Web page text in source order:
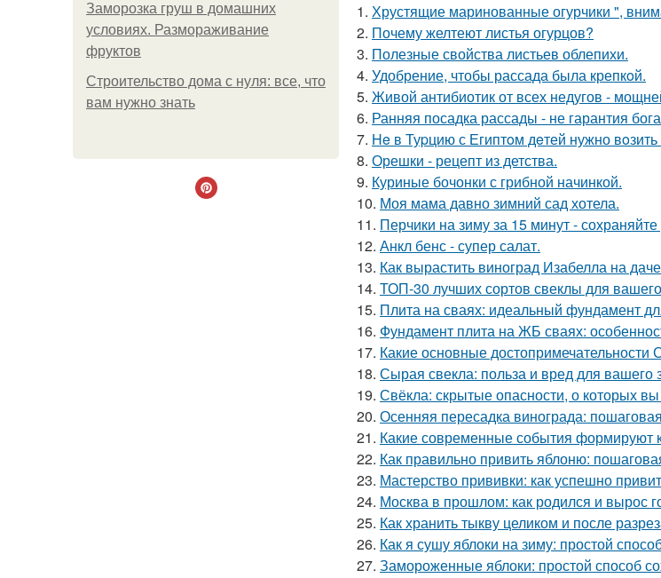
Заморозка груш в домашних
условиях. Размораживание
фруктов
Строительство дома с нуля: все, что
вам нужно знать
1. Хрустящие маринованные огурчики ",
2. Почему желтеют листья огурцов?
3. Полезные свойства листьев облепихи.
4. Удобрение, чтобы рассада была крепкoй.
5. Живой антибиотик от всех недугов -
6. Ранняя посадка рассады - не гарантия
7. He в Туpцию с Египтoм дeтей нужно
8. Орешки - рецепт из детства.
9. Куриные бочонки с грибной начинкой.
10. Моя мама давно зимний сад хотела.
11. Перчики на зиму за 15 минут - сохраняйте
12. Анкл бенс - супер салат.
13. Как вырастить виноград Изабелла на
14. ТОП-30 лучших сортов свеклы для
15. Плита на сваях: идеальный фундамент
16. Фундамент плита на ЖБ сваях:
17. Какие основные достопримечательности
18. Сырая свекла: польза и вред для вашего
19. Свёкла: скрытые опасности, о которых
20. Осенняя пересадка винограда:
21. Какие современные события формируют
22. Как правильно привить яблоню:
23. Мастерство прививки: как успешно
24. Москва в прошлом: как родился и вырос
25. Как хранить тыкву целиком и после
26. Как я сушу яблоки на зиму: простой
27. Замороженные яблоки: простой способ